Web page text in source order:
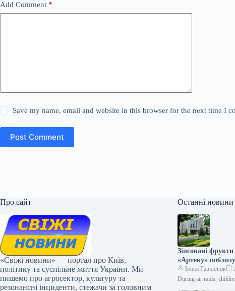
Add Comment *
Save my name, email and website in this browser for the next time I
Post Comment
Про сайт
«Свіжі новини» — портал про Київ,
політику та суспільне життя України. Ми
пишемо про агросектор, культуру та
резонансні інциденти, стежачи за головним
Останні новини
Зіпсовані
«Артеку»
Ірина Гаврилюк
During air raids,